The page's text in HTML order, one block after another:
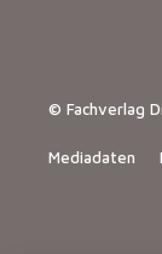
© Fachverlag
Mediadaten